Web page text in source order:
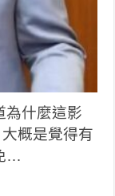
為什麼這影
概是覺得有
…